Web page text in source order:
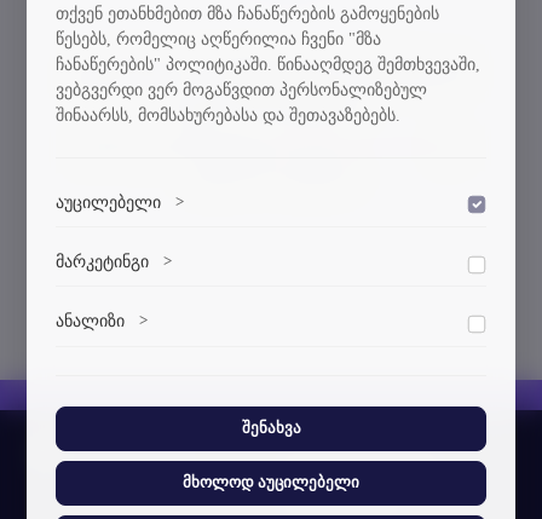
გვერდი, რომელსაც ეძებდით
ვერ მოიძებნა.
სტუ-ის შესახებ
ჩვენი ამბავი
თქვენ ეთანხმებით მზა ჩანაწერების გამოყენების
წესებს, რომელიც აღწერილია ჩვენი "მზა
ჩანაწერების" პოლიტიკაში. წინააღმდეგ შემთხვევაში,
ვებგვერდი ვერ მოგაწვდით პერსონალიზებულ
შინაარსს, მომსახურებასა და შეთავაზებებს.
აუცილებელი >
დაშვება
ვებსაიტის გამართული ფუნქციონირებისთვის
აუცილებელი ქუქი-ფაილები.
მარკეტინგი >
დაშვება
მარკეტინგული ქუქი-ფაილები გვეხმარება
პერსონალიზებული კონტენტისა და რეკლამების
ანალიზი >
დაშვება
შენახვა
მხოლოდ აუცილებელი